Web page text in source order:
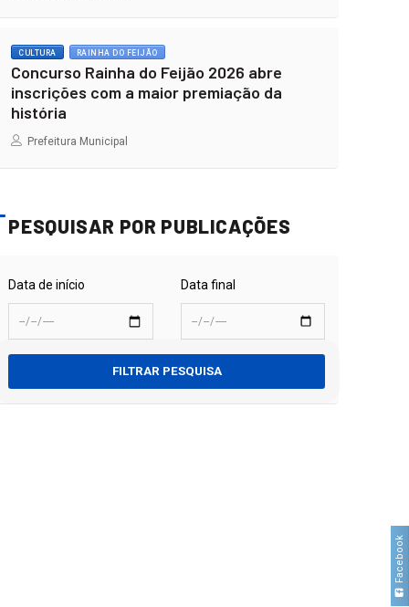
Facebook
CULTURA RAINHA DO FEIJÃO
Concurso Rainha do Feijão 2026 abre
inscrições com a maior premiação da
história
Prefeitura Municipal
PESQUISAR POR PUBLICAÇÕES
Data de início Data final
FILTRAR PESQUISA